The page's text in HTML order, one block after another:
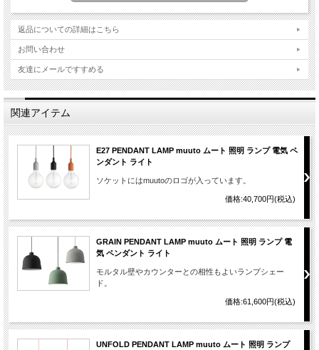
返品についての詳細はこちら
お問い合わせ
友達にメールですすめる
関連アイテム
E27 PENDANT LAMP muuto ムート 照明 ランプ 電気 ペ
ンダント ライト
ソケットにはmuutoのロゴが入っています。
価格:40,700円(税込)
GRAIN PENDANT LAMP muuto ムート 照明 ランプ 電
気 ペンダント ライト
モルタル壁やカウンターとの相性もよいランプシェー
ド。
価格:61,600円(税込)
UNFOLD PENDANT LAMP muuto ムート 照明 ランプ